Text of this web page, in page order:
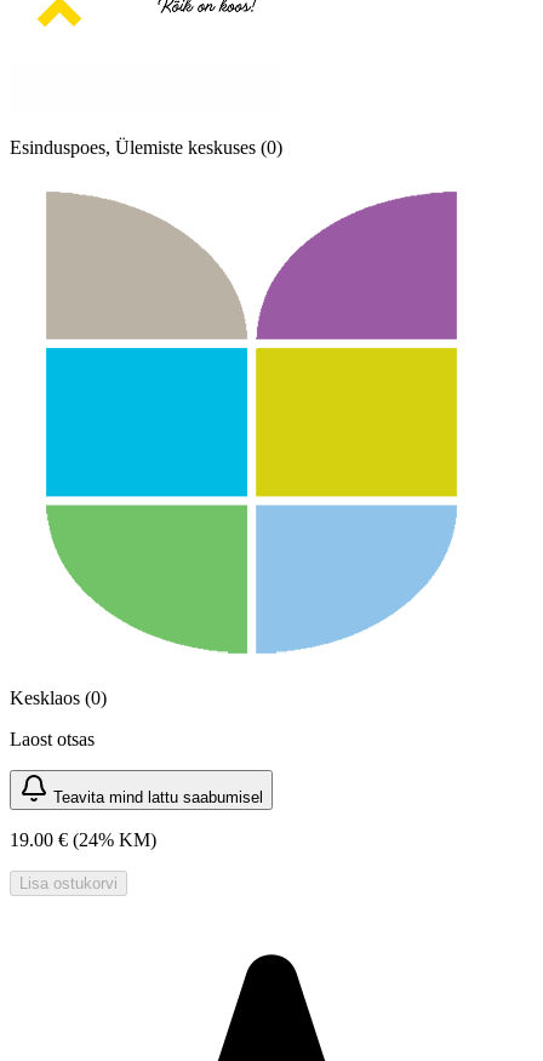
Esinduspoes, Ülemiste keskuses (0)
Kesklaos (0)
Laost otsas
Teavita mind lattu saabumisel
19.00 € (24% KM)
Lisa ostukorvi